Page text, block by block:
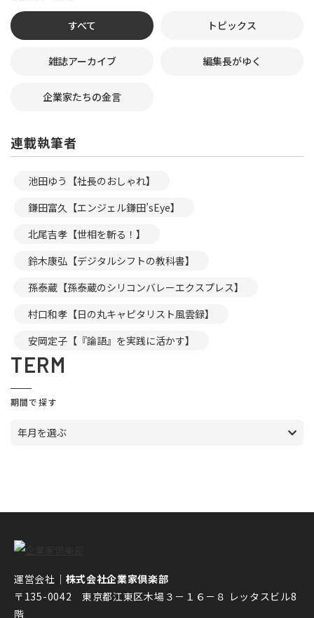
すべて トピックス
雑誌アーカイブ 編集長がゆく
企業家たちの金言
連載執筆者
池田ゆう【社長のおしゃれ】
鎌田富久【エンジェル鎌田’sEye】
北尾吉孝【世相を斬る！】
鈴木康弘【デジタルシフトの教科書】
孫泰蔵【孫泰蔵のシリコンバレーエクスプレス】
村口和孝【日の丸キャピタリスト風雲録】
安岡定子【『論語』を実践に活かす】
TERM
期間で探す
年月を選ぶ
運営会社｜ 株式会社企業家倶楽部
〒135-0042 東京都江東区木場３－１６－８ レッタスビル8
階